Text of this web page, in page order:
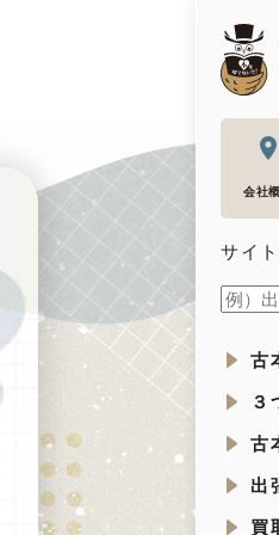
会社
サイ
古
３
古
出
買